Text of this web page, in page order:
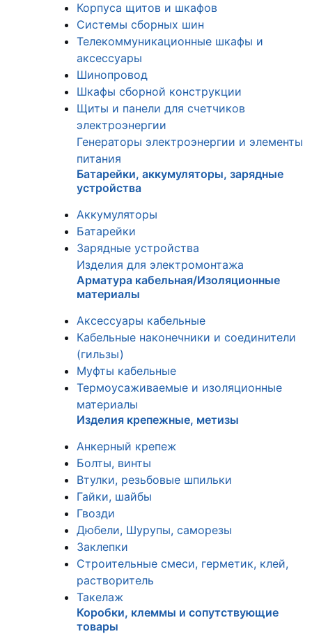
Корпуса щитов и шкафов
Системы сборных шин
Телекоммуникационные шкафы и
аксессуары
Шинопровод
Шкафы сборной конструкции
Щиты и панели для счетчиков
электроэнергии
Генераторы электроэнергии и элементы
питания
Батарейки, аккумуляторы, зарядные
устройства
Аккумуляторы
Батарейки
Зарядные устройства
Изделия для электромонтажа
Арматура кабельная/Изоляционные
материалы
Аксессуары кабельные
Кабельные наконечники и соединители
(гильзы)
Муфты кабельные
Термоусаживаемые и изоляционные
материалы
Изделия крепежные, метизы
Анкерный крепеж
Болты, винты
Втулки, резьбовые шпильки
Гайки, шайбы
Гвозди
Дюбели, Шурупы, саморезы
Заклепки
Строительные смеси, герметик, клей,
растворитель
Такелаж
Коробки, клеммы и сопутствующие
товары